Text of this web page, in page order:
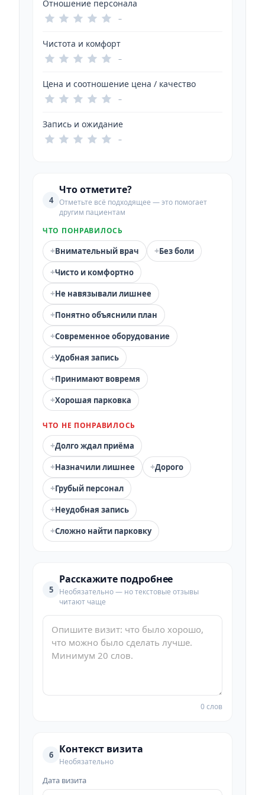
Отношение персонала
–
Чистота и комфорт
–
Цена и соотношение цена / качество
–
Запись и ожидание
–
4
Что отметите?
Отметьте всё подходящее — это помогает
другим пациентам
ЧТО ПОНРАВИЛОСЬ
+Внимательный врач +Без боли
+Чисто и комфортно
+Не навязывали лишнее
+Понятно объяснили план
+Современное оборудование
+Удобная запись
+Принимают вовремя
+Хорошая парковка
ЧТО НЕ ПОНРАВИЛОСЬ
+Долго ждал приёма
+Назначили лишнее +Дорого
+Грубый персонал
+Неудобная запись
+Сложно найти парковку
5
Расскажите подробнее
Необязательно — но текстовые отзывы
читают чаще
0 слов
6 Контекст визита
Необязательно
Дата визита